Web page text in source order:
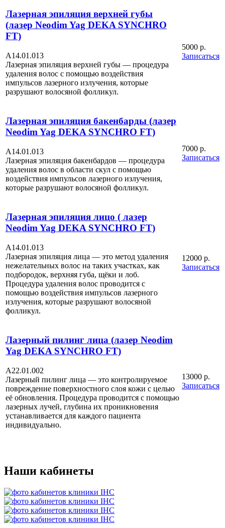
Лазерная эпиляция верхней губы
(лазер Neodim Yag DEKA SYNCHRO
FT)
A14.01.013
Лазерная эпиляция верхней губы — процедура
удаления волос с помощью воздействия
импульсов лазерного излучения, которые
разрушают волосяной фолликул.
5000 р.
Записаться
Лазерная эпиляция бакенбарды (лазер
Neodim Yag DEKA SYNCHRO FT)
A14.01.013
Лазерная эпиляция бакенбардов — процедура
удаления волос в области скул с помощью
воздействия импульсов лазерного излучения,
которые разрушают волосяной фолликул.
7000 р.
Записаться
Лазерная эпиляция лицо ( лазер
Neodim Yag DEKA SYNCHRO FT)
A14.01.013
Лазерная эпиляция лица — это метод удаления
нежелательных волос на таких участках, как
подбородок, верхняя губа, щёки и лоб.
Процедура удаления волос проводится с
помощью воздействия импульсов лазерного
излучения, которые разрушают волосяной
фолликул.
12000 р.
Записаться
Лазерный пилинг лица (лазер Neodim
Yag DEKA SYNCHRO FT)
A22.01.002
Лазерный пилинг лица — это контролируемое
повреждение поверхностного слоя кожи с целью
её обновления. Процедура проводится с помощью
лазерных лучей, глубина их проникновения
устанавливается для каждого пациента
индивидуально.
13000 р.
Записаться
Наши кабинеты